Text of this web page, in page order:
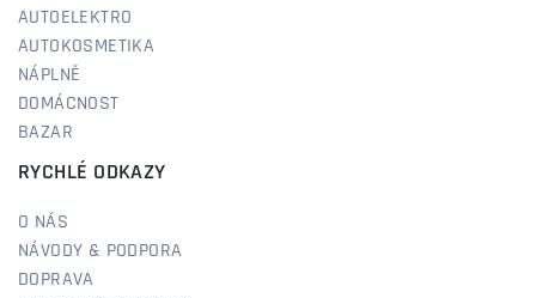
AUTOELEKTRO
AUTOKOSMETIKA
NÁPLNĚ
DOMÁCNOST
BAZAR
RYCHLÉ ODKAZY
O NÁS
NÁVODY & PODPORA
DOPRAVA